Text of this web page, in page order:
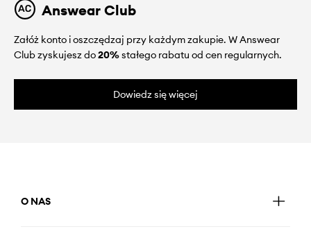
Answear Club
Załóż konto i oszczędzaj przy każdym zakupie. W Answear
Club zyskujesz do20%stałego rabatu od cen regularnych.
Dowiedz się więcej
O NAS